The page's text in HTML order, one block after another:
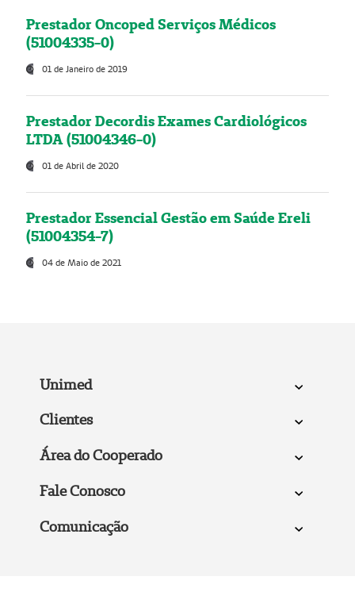
Prestador Oncoped Serviços Médicos
(51004335-0)
01 de Janeiro de 2019
Prestador Decordis Exames Cardiológicos
LTDA (51004346-0)
01 de Abril de 2020
Prestador Essencial Gestão em Saúde Ereli
(51004354-7)
04 de Maio de 2021
Unimed
Clientes
Área do Cooperado
Fale Conosco
Comunicação